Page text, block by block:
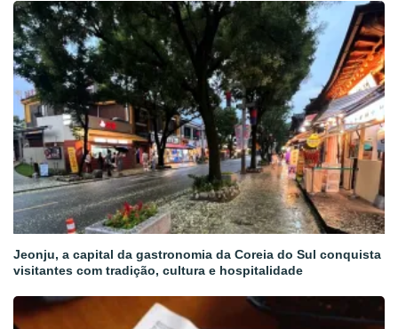
Jeonju, a capital da gastronomia da Coreia do Sul conquista
visitantes com tradição, cultura e hospitalidade